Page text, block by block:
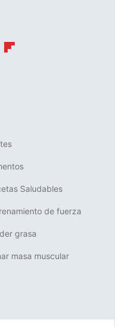
Saludables
de fuerza
grasa
masa muscular